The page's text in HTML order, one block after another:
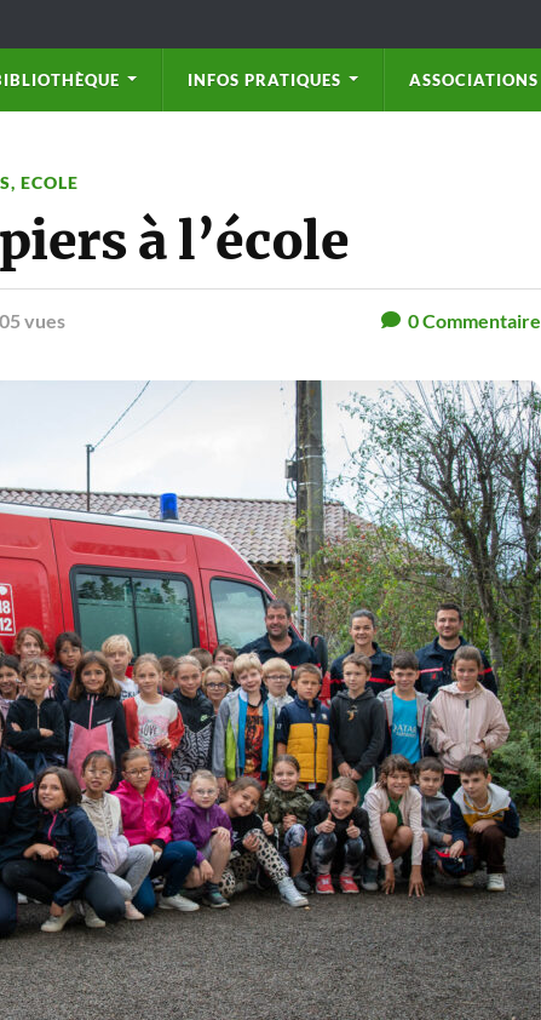
INFOS PRATIQUES ASSOCIATIONS
, ECOLE
à l’école
vues 0Commentaire